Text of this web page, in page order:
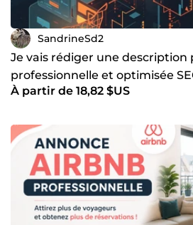
SandrineSd2
Je vais rédiger une description
professionnelle et optimisée
À partir de 18,82 $US